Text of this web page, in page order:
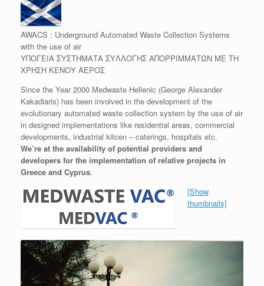
AWACS : Underground Automated Waste Collection Systems
with the use of air
ΥΠΟΓΕΙΑ ΣΥΣΤΗΜΑΤΑ ΣΥΛΛΟΓΗΣ ΑΠΟΡΡΙΜΜΑΤΩΝ ΜΕ ΤΗ
ΧΡΗΣΗ ΚΕΝΟΥ ΑΕΡΟΣ
Since the Year 2000 Medwaste Hellenic (George Alexander
Kakadiaris) has been involved in the development of the
evolutionary automated waste collection system by the use of air
in designed implementations like residential areas, commercial
developments, industrial kitcen – caterings, hospitals etc.
We’re at the availability of potential providers and
developers for the implementation of relative projects in
Greece and Cyprus.
[Show
thumbnails]